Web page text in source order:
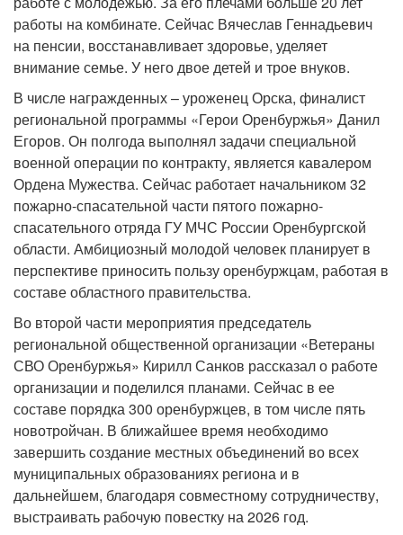
работы на комбинате. Сейчас Вячеслав Геннадьевич
на пенсии, восстанавливает здоровье, уделяет
внимание семье. У него двое детей и трое внуков.
В числе награжденных – уроженец Орска, финалист
региональной программы «Герои Оренбуржья» Данил
Егоров. Он полгода выполнял задачи специальной
военной операции по контракту, является кавалером
Ордена Мужества. Сейчас работает начальником 32
пожарно-спасательной части пятого пожарно-
спасательного отряда ГУ МЧС России Оренбургской
области. Амбициозный молодой человек планирует в
перспективе приносить пользу оренбуржцам, работая в
составе областного правительства.
Во второй части мероприятия председатель
региональной общественной организации «Ветераны
СВО Оренбуржья» Кирилл Санков рассказал о работе
организации и поделился планами. Сейчас в ее
составе порядка 300 оренбуржцев, в том числе пять
новотройчан. В ближайшее время необходимо
завершить создание местных объединений во всех
муниципальных образованиях региона и в
дальнейшем, благодаря совместному сотрудничеству,
выстраивать рабочую повестку на 2026 год.